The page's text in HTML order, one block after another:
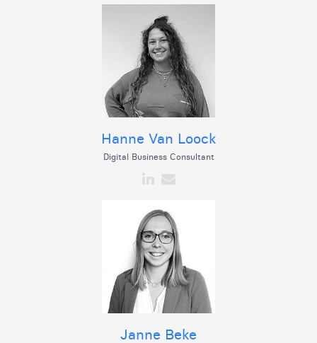
Hanne Van Loock
Digital Business Consultant
Janne Beke